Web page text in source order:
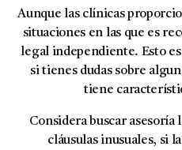
Aunque las clínicas
situaciones en las que es
legal independiente. Esto
si tienes dudas sobre
tiene
Considera buscar
cláusulas inusuales, si